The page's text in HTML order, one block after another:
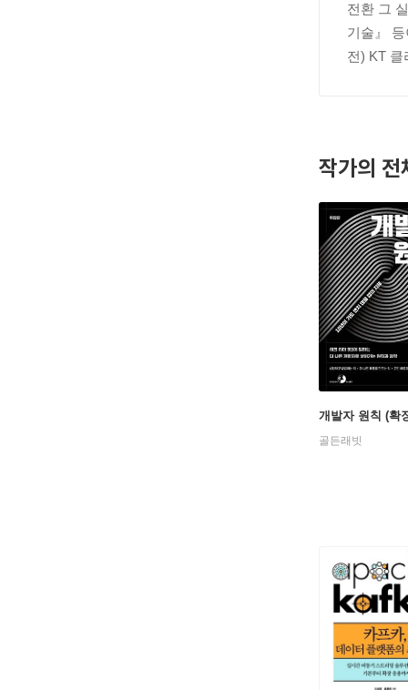
전환 그
기술』
전) KT 클
작가의 전
개발자 원칙 (확
골든래빗